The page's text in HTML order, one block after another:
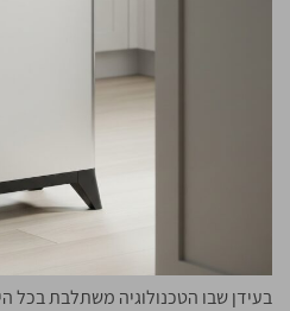
בעידן שבו הטכנולוגיה משתלבת בכל